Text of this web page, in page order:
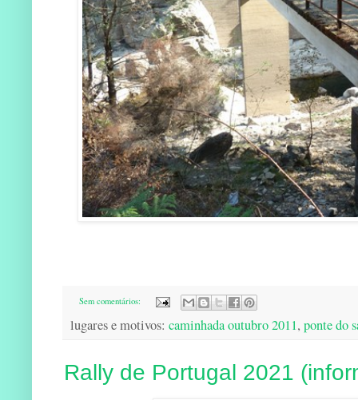
Sem comentários:
lugares e motivos: caminhada outubro 2011, ponte do
Rally de Portugal 2021